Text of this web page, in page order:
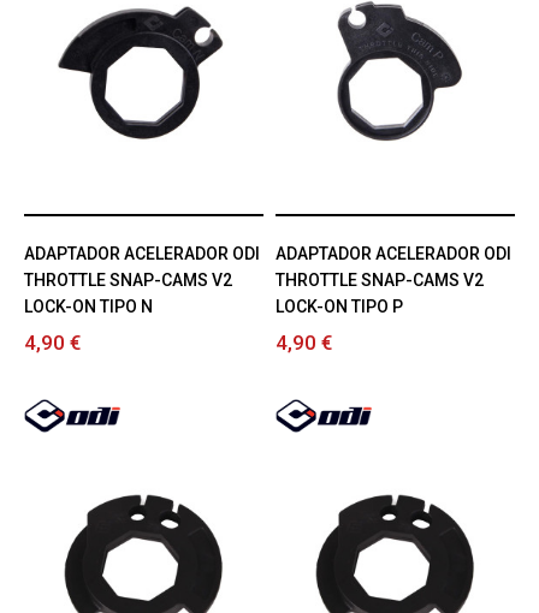
ADAPTADOR ACELERADOR ODI
THROTTLE SNAP-CAMS V2
LOCK-ON TIPO N
4,90 €
ADAPTADOR ACELERADOR ODI
THROTTLE SNAP-CAMS V2
LOCK-ON TIPO P
4,90 €